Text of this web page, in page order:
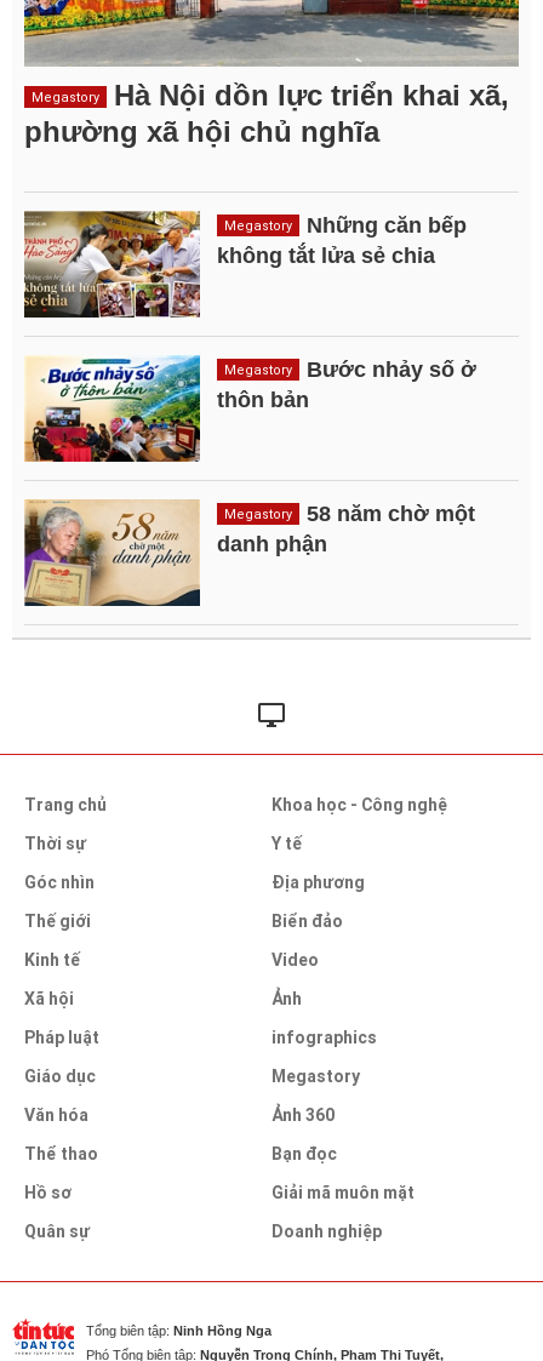
Megastory
Hà Nội dồn lực triển khai xã,
phường xã hội chủ nghĩa
Megastory
Những căn bếp
không tắt lửa sẻ chia
Megastory
Bước nhảy số ở
thôn bản
Megastory
58 năm chờ một
danh phận
Trang chủ
Thời sự
Góc nhìn
Thế giới
Kinh tế
Xã hội
Pháp luật
Giáo dục
Văn hóa
Thể thao
Hồ sơ
Quân sự
Khoa học - Công nghệ
Y tế
Địa phương
Biển đảo
Video
Ảnh
infographics
Megastory
Ảnh 360
Bạn đọc
Giải mã muôn mặt
Doanh nghiệp
Tổng biên tập: Ninh Hồng Nga
Phó Tổng biên tập: Nguyễn Trọng Chính, Phạm Thị Tuyết,